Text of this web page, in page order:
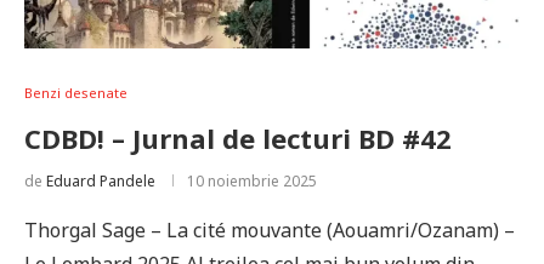
Benzi desenate
CDBD! – Jurnal de lecturi BD #42
de Eduard Pandele 10 noiembrie 2025
Thorgal Sage – La cité mouvante (Aouamri/Ozanam) –